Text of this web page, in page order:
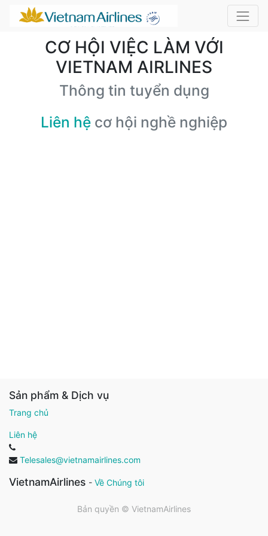
CƠ HỘI VIỆC LÀM VỚI
VIETNAM AIRLINES
Thông tin tuyển dụng
Liên hệ cơ hội nghề nghiệp
Sản phẩm & Dịch vụ
Trang chủ
Liên hệ
Telesales@vietnamairlines.com
VietnamAirlines - Về Chúng tôi
Bản quyền © VietnamAirlines